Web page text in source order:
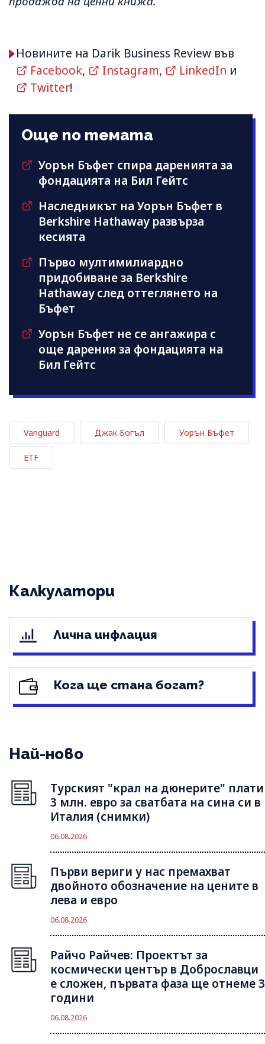
Новините на Darik Business Review във
Facebook, Instagram, LinkedIn и
Twitter!
Още по темата
Уорън Бъфет спира даренията за
фондацията на Бил Гейтс
Наследникът на Уорън Бъфет в
Berkshire Hathaway развърза
кесията
Първо мултимилиардно
придобиване за Berkshire
Hathaway след оттеглянето на
Бъфет
Уорън Бъфет не се ангажира с
още дарения за фондацията на
Бил Гейтс
Vanguard Джак Богъл Уорън Бъфет
ETF
Калкулатори
Лична инфлация
Кога ще стана богат?
Най-ново
Турският "крал на дюнерите" плати
3 млн. евро за сватбата на сина си в
Италия (снимки)
06.08.2026
Първи вериги у нас премахват
двойното обозначение на цените в
лева и евро
06.08.2026
Райчо Райчев: Проектът за
космически център в Доброславци
е сложен, първата фаза ще отнеме 3
години
06.08.2026